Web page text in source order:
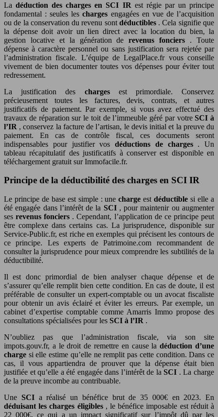
Ladéduction des charges en SCI IR est régie par un principe
fondamental : seules lescharges engagées en vue de l’acquisition
ou de la conservation du revenu sont déductibles . Cela signifie que
la dépense doit avoir un lien direct avec la location du bien, la
gestion locative et la génération derevenus fonciers . Toute
dépense à caractère personnel ou sans justification sera rejetée par
l’administration fiscale. L’équipe de LegalPlace.fr vous conseille
vivement de bien documenter toutes vos dépenses pour éviter tout
redressement.
La justification des charges est primordiale. Conservez
précieusement toutes les factures, devis, contrats, et autres
justificatifs de paiement. Par exemple, si vous avez effectué des
travaux de réparation sur le toit de l’immeuble géré par votreSCI à
l’IR , conservez la facture de l’artisan, le devis initial et la preuve du
paiement. En cas de contrôle fiscal, ces documents seront
indispensables pour justifier vos déductions de charges . Un
tableau récapitulatif des justificatifs à conserver est disponible en
téléchargement gratuit sur Immofacile.fr.
Principe de la déductibilité des charges en SCI IR
Le principe de base est simple : unechargeestdéductiblesi elle a
été engagée dans l’intérêt de la SCI , pour maintenir ou augmenter
sesrevenus fonciers . Cependant, l’application de ce principe peut
être complexe dans certains cas. La jurisprudence, disponible sur
Service-Public.fr, est riche en exemples qui précisent les contours de
ce principe. Les experts de Patrimoine.com recommandent de
consulter la jurisprudence pour mieux comprendre les subtilités de la
déductibilité.
Il est donc primordial de bien analyser chaque dépense et de
s’assurer qu’elle remplit bien cette condition. En cas de doute, il est
préférable de consulter un expert-comptable ou un avocat fiscaliste
pour obtenir un avis éclairé et éviter les erreurs. Par exemple, un
cabinet d’expertise comptable comme Amarris Immo propose des
consultations spécialisées pour les SCI à l’IR .
N’oubliez pas que l’administration fiscale, via son site
impots.gouv.fr, a le droit de remettre en cause ladéduction d’une
charge si elle estime qu’elle ne remplit pas cette condition. Dans ce
cas, il vous appartiendra de prouver que la dépense était bien
justifiée et qu’elle a été engagée dans l’intérêt de laSCI . La charge
de la preuve incombe au contribuable.
Une SCI a réalisé un bénéfice brut de 35 000€ en 2023. En
déduisant les charges éligibles , le bénéfice imposable est réduit à
22 000€, ce qui a un impact significatif sur l’impôt dû par les